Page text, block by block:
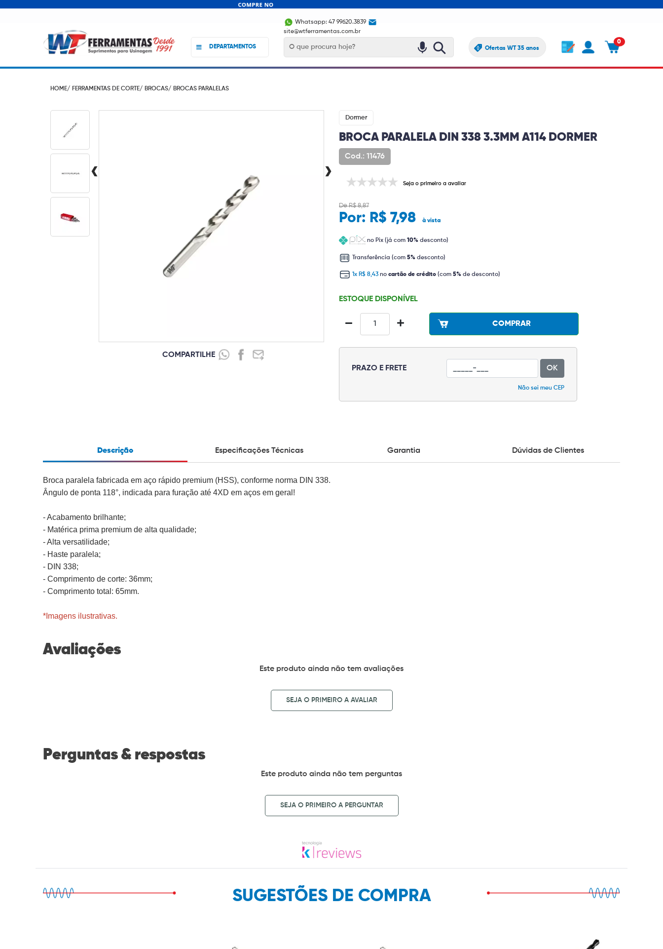
DEPARTAMENTOS
Whatsapp: 47 99620.3839
site@wtferramentas.com.br
Ofertas WT 35 anos
0
HOME/ FERRAMENTAS DE CORTE/ BROCAS/ BROCAS PARALELAS
‹ ›
COMPARTILHE
Dormer
BROCA PARALELA DIN 338 3.3MM A114 DORMER
Cod.: 11476
Seja o primeiro a avaliar
De R$ 8,87
Por: R$ 7,98 à vista
no Pix (já com 10% desconto)
Transferência (com 5% desconto)
1x R$ 8,43 no cartão de crédito (com 5% de desconto)
ESTOQUE DISPONÍVEL
COMPRAR
PRAZO E FRETE OK
Não sei meu CEP
Descrição Especificações Técnicas Garantia Dúvidas de Clientes
Broca paralela fabricada em aço rápido premium (HSS), conforme norma DIN 338.
ngulo de ponta 118°, indicada para furação até 4XD em aços em geral!
- Acabamento brilhante;
- Matérica prima premium de alta qualidade;
- Alta versatilidade;
- Haste paralela;
- DIN 338;
- Comprimento de corte: 36mm;
- Comprimento total: 65mm.
*Imagens ilustrativas.
Avaliações
Este produto ainda não tem avaliações
SEJA O PRIMEIRO A AVALIAR
Perguntas & respostas
Este produto ainda não tem perguntas
SEJA O PRIMEIRO A PERGUNTAR
SUGESTÕES DE COMPRA